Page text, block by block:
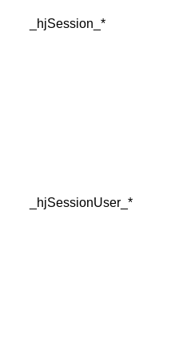
_hjSession_*
_hjSessionUser_*